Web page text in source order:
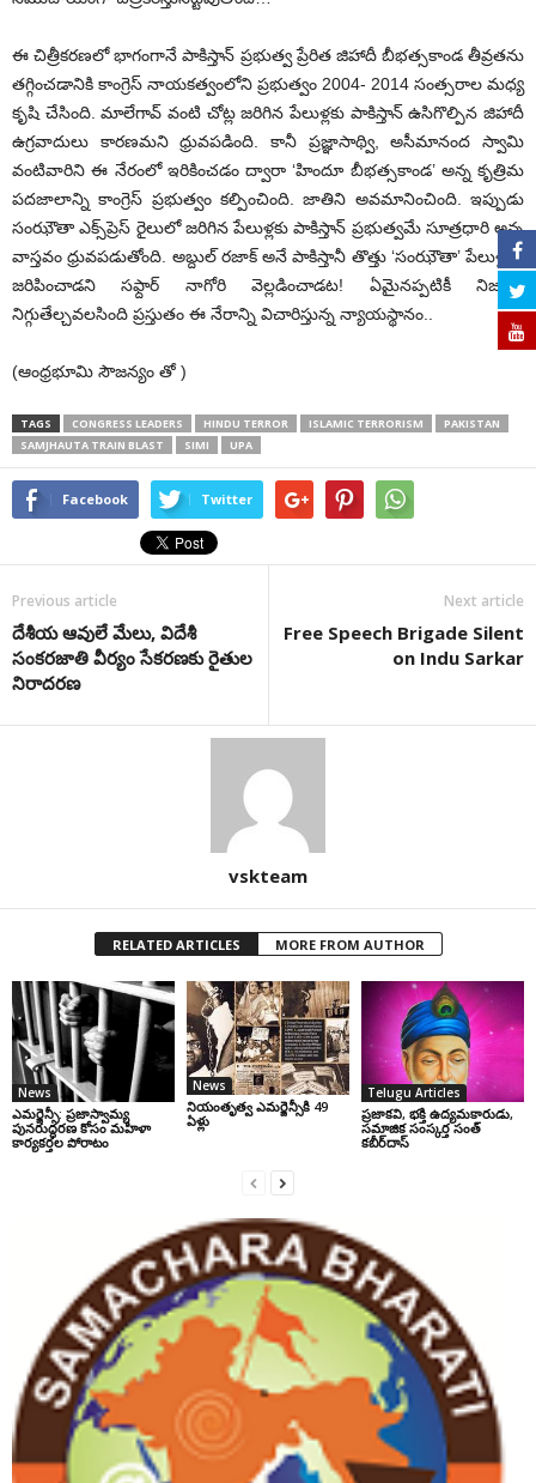
ఈ చిత్రీకరణలో భాగంగానే పాకిస్తాన్ ప్రభుత్వ ప్రేరిత జిహాదీ బీభత్సకాండ తీవ్రతను
తగ్గించడానికి కాంగ్రెస్ నాయకత్వంలోని ప్రభుత్వం 2004- 2014 సంత్సరాల మధ్య
కృషి చేసింది. మాలేగావ్ వంటి చోట్ల జరిగిన పేలుళ్లకు పాకిస్తాన్ ఉసిగొల్పిన జిహాదీ
ఉగ్రవాదులు కారణమని ధ్రువపడింది. కానీ ప్రజ్ఞాసాథ్వి, అసీమానంద స్వామి
వంటివారిని ఈ నేరంలో ఇరికించడం ద్వారా ‘హిందూ బీభత్సకాండ’ అన్న కృత్రిమ
పదజాలాన్ని కాంగ్రెస్ ప్రభుత్వం కల్పించింది. జాతిని అవమానించింది. ఇప్పుడు
సంఝౌతా ఎక్స్‌ప్రెస్ రైలులో జరిగిన పేలుళ్లకు పాకిస్తాన్ ప్రభుత్వమే సూత్రధారి అన్న
వాస్తవం ధ్రువపడుతోంది. అబ్దుల్ రజాక్ అనే పాకిస్తానీ తొత్తు ‘సంఝౌతా’ పేలుళ్లను
జరిపించాడని సఫ్దార్ నాగోరి వెల్లడించాడట! ఏమైనప్పటికీ నిజాన్ని
నిగ్గుతేల్చవలసింది ప్రస్తుతం ఈ నేరాన్ని విచారిస్తున్న న్యాయస్థానం..
(ఆంధ్రభూమి సౌజన్యం తో )
TAGS CONGRESS LEADERS HINDU TERROR ISLAMIC TERRORISM
PAKISTAN
SAMJHAUTA TRAIN BLAST
SIMI UPA
Facebook Twitter
Previous article
దేశీయ ఆవులే మేలు, విదేశీ
సంకరజాతి వీర్యం సేకరణకు రైతుల
నిరాదరణ
Next article
Free Speech Brigade Silent
on Indu Sarkar
vskteam
RELATED ARTICLES MORE FROM AUTHOR
News
ఎమర్జెన్సీ: ప్రజాస్వామ్య
పునరుద్ధరణ కోసం మహిళా
కార్యకర్తల పోరాటం
News
నియంతృత్వ ఎమర్జెన్సీకి 49
ఏళ్లు
Telugu Articles
ప్రజాకవి, భక్తి ఉద్యమకారుడు,
సమాజిక సంస్కర్త సంత్‌
కబీర్‌దాస్‌